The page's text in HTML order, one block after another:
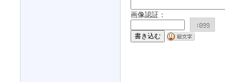
画像認証：